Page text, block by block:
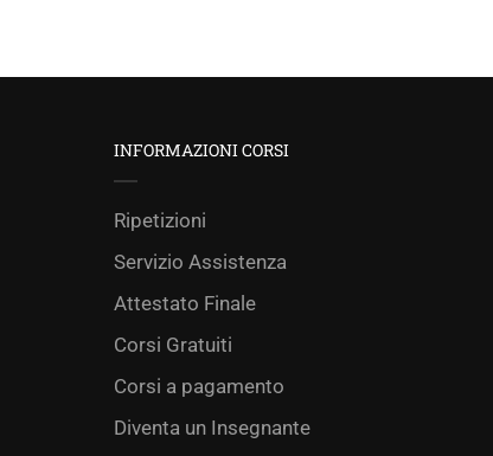
INFORMAZIONI CORSI
Ripetizioni
Servizio Assistenza
Attestato Finale
Corsi Gratuiti
Corsi a pagamento
Diventa un Insegnante